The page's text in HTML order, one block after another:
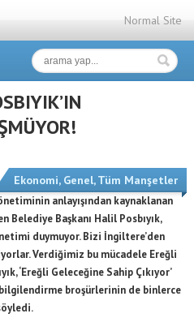
Normal Site
Ekonomi, Genel,Tüm Manşetler
anlayışından kaynaklanan
Belediye Başkanı Halil Posbıyık,
duymuyor. Bizi İngiltere’den
Verdiğimiz bu mücadele Ereğli
‘Ereğli Geleceğine Sahip Çıkıyor’
broşürlerinin de binlerce